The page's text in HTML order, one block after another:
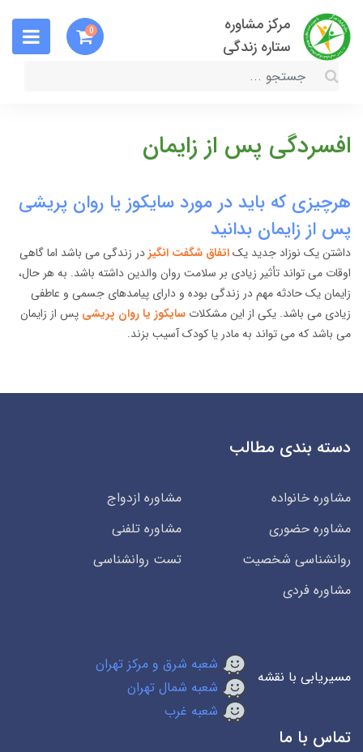
مرکز مشاوره
ستاره زندگی
0
افسردگی پس از زایمان
هرچیزی که باید در مورد سایکوز یا روان پریشی
پس از زایمان بدانید
داشتن یک نوزاد جدید یکاتفاق شگفت انگیزدر زندگی می باشد اما گاهی
اوقات می تواند تأثیر زیادی بر سلامت روان والدین داشته باشد. به هر حال،
زایمان یک حادثه مهم در زندگی بوده و دارای پیامدهای جسمی و عاطفی
زیادی می باشد. یکی از این مشکلات سایکوز یا روان پریشی پس از زایمان
می باشد که می تواند به مادر یا کودک آسیب بزند.
دسته بندی مطالب
مشاوره خانواده
مشاوره ازدواج
مشاوره حضوری
مشاوره تلفنی
روانشناسی شخصیت
تست روانشناسی
مشاوره فردی
مسیریابی با نقشه
شعبه شرق و مرکز تهران
شعبه شمال تهران
شعبه غرب
تماس با ما